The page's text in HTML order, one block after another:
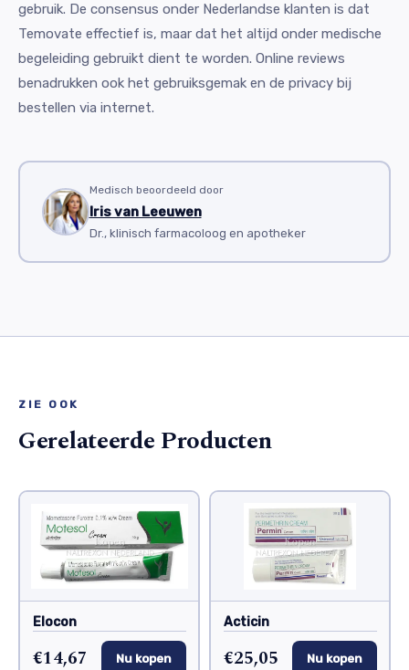
gebruik. De consensus onder Nederlandse klanten is dat
Temovate effectief is, maar dat het altijd onder medische
begeleiding gebruikt dient te worden. Online reviews
benadrukken ook het gebruiksgemak en de privacy bij
bestellen via internet.
Medisch beoordeeld door
Iris van Leeuwen
Dr., klinisch farmacoloog en apotheker
ZIE OOK
Gerelateerde Producten
Elocon
€14,67 Nu kopen
Acticin
€25,05 Nu kopen